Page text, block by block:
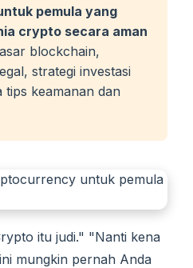
pemula yang
crypto secara aman
blockchain,
strategi investasi
tips keamanan dan
itu judi." "Nanti kena
mungkin pernah Anda